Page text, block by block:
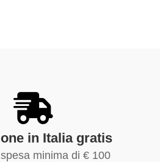
in Italia gratis
minima di € 100